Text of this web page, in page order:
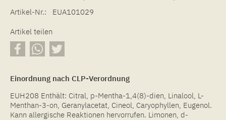
Artikel-Nr.:
EUA101029
Artikel teilen
Einordnung nach CLP-Verordnung
EUH208 Enthält: Citral, p-Mentha-1,4(8)-dien, Linalool, L-
Menthan-3-on, Geranylacetat, Cineol, Caryophyllen, Eugenol.
Kann allergische Reaktionen hervorrufen. Limonen, d-